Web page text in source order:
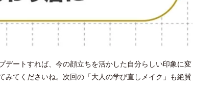
ートすれば、今の顔立ちを活かした自分らしい印象に変
てくださいね。次回の「大人の学び直しメイク」も絶賛